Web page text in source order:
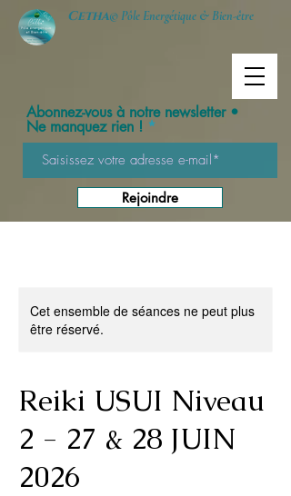
Cetha© Pôle Energétique & Bien-être
Abonnez-vous à notre newsletter •
Ne manquez rien !
Rejoindre
Cet ensemble de séances ne peut plus
être réservé.
Reiki USUI Niveau
2 - 27 & 28 JUIN
2026